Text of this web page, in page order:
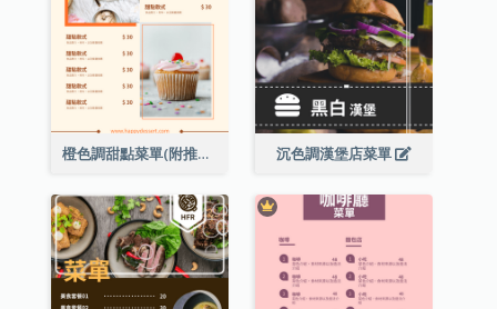
橙色調甜點菜單(附推薦款式圖片) 沉色調漢堡店菜單